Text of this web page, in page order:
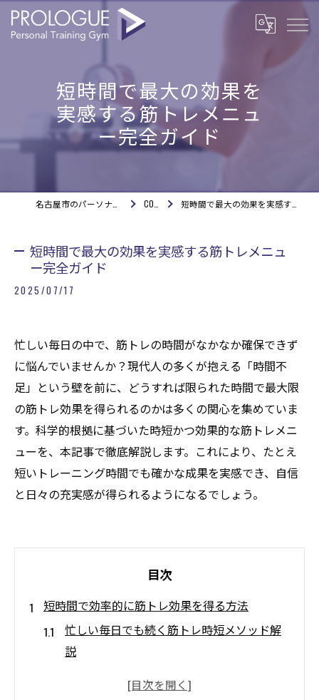
短時間で最大の効果を
実感する筋トレメニュ
ー完全ガイド
COLUMN 短時間で最大の効果を実感する筋トレメニュー完全ガイド
短時間で最大の効果を実感する筋トレメニュ
ー完全ガイド
2025/07/17
忙しい毎日の中で、筋トレの時間がなかなか確保できず
に悩んでいませんか？現代人の多くが抱える「時間不
足」という壁を前に、どうすれば限られた時間で最大限
の筋トレ効果を得られるのかは多くの関心を集めていま
す。科学的根拠に基づいた時短かつ効果的な筋トレメニ
ューを、本記事で徹底解説します。これにより、たとえ
短いトレーニング時間でも確かな成果を実感でき、自信
と日々の充実感が得られるようになるでしょう。
目次
短時間で効率的に筋トレ効果を得る方法
忙しい毎日でも続く筋トレ時短メソッド解
説
筋トレの効果を最短で実感する科学的アプ